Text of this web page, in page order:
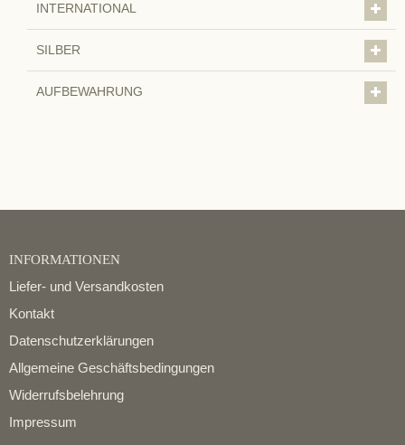
INTERNATIONAL
SILBER
AUFBEWAHRUNG
INFORMATIONEN
Liefer- und Versandkosten
Kontakt
Datenschutzerklärungen
Allgemeine Geschäftsbedingungen
Widerrufsbelehrung
Impressum